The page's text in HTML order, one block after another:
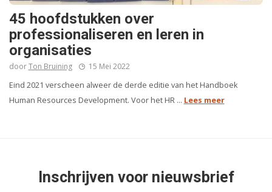
45 hoofdstukken over
professionaliseren en leren in
organisaties
doorTon Bruining
15 Mei 2022
Eind 2021 verscheen alweer de derde editie van het Handboek
Human Resources Development. Voor het HR ... Lees meer
Inschrijven voor nieuwsbrief